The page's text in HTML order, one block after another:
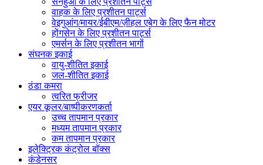
वाहक के लिए प्रशीतन पार्ट्स
वेइगुआंग/मायर/ईबीएम/ज़ीहल एबेग के लिए फैन मोटर
होंगसेन के लिए प्रशीतन पार्ट्स
एमर्सन के लिए प्रशीतन भागों
संघनक इकाई
वायु-शीतित इकाई
जल-शीतित इकाई
ठंडा कमरा
त्वरित फ्रीजर
एयर कूलर/बाष्पीकरणकर्ता
उच्च तापमान प्रकार
मध्यम तापमान प्रकार
कम तापमान प्रकार
इलेक्ट्रिक कंट्रोल बॉक्स
कंडेनसर